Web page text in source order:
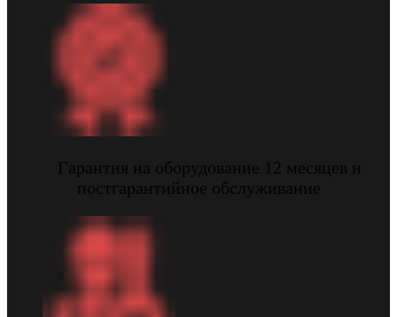
Гарантия на оборудование 12 месяцев и
постгарантийное обслуживание